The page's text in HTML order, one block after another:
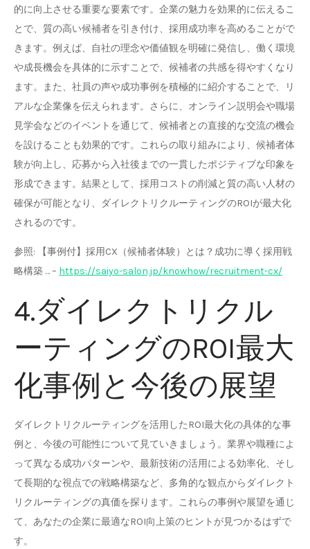
的に向上させる重要な要素です。企業の魅力を効果的に伝えるこ
とで、質の高い候補者を引き付け、採用成功率を高めることがで
きます。例えば、自社の理念や価値観を明確に発信し、働く環境
や成長機会を具体的に示すことで、候補者の共感を得やすくなり
ます。また、社員の声や成功事例を積極的に紹介することで、リ
アルな企業像を伝えられます。さらに、オンライン説明会や職場
見学会などのイベントを通じて、候補者との直接的な交流の機会
を設けることも効果的です。これらの取り組みにより、候補者体
験が向上し、応募から入社後までの一貫したポジティブな印象を
形成できます。結果として、採用コストの削減と質の高い人材の
確保が可能となり、ダイレクトリクルーティングのROIが最大化
されるのです。
参照: 【事例付】採用CX（候補者体験）とは？成功に導く採用戦
略構築 … – https://saiyo-salon.jp/knowhow/recruitment-cx/
4.ダイレクトリクル
ーティングのROI最大
化事例と今後の展望
ダイレクトリクルーティングを活用したROI最大化の具体的な事
例と、今後の可能性について見ていきましょう。業界や職種によ
って異なる成功パターンや、最新技術の活用による効率化、そし
て長期的な視点での戦略構築など、多角的な観点からダイレクト
リクルーティングの真価を探ります。これらの事例や展望を通じ
て、あなたの企業に最適なROI向上策のヒントが見つかるはずで
す。